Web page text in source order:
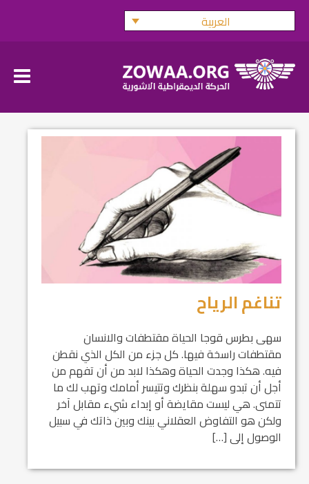
Skip
العربية
تناغم الرياح
سهى بطرس قوجا الحياة مقتطفات والانسان
مقتطفات راسخة فيها. كل جزء من الكل الذي نقطن
فيه. هكذا وجدت الحياة وهكذا لابد من أن تفهم من
أجل أن تبدو سهلة بنظرك وتتيسر أمامك وتهب لك ما
تتمنى. هي ليست مقايضة أو إبداء شيء مقابل آخر
ولكن هو التفاوض العقلاني بينك وبين ذاتك في سبيل
الوصول إلى […]